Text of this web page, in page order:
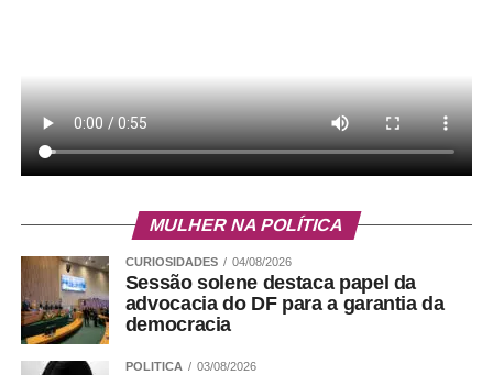
MULHER NA POLÍTICA
CURIOSIDADES 04/08/2026
Sessão solene destaca papel da
advocacia do DF para a garantia da
democracia
POLITICA 03/08/2026